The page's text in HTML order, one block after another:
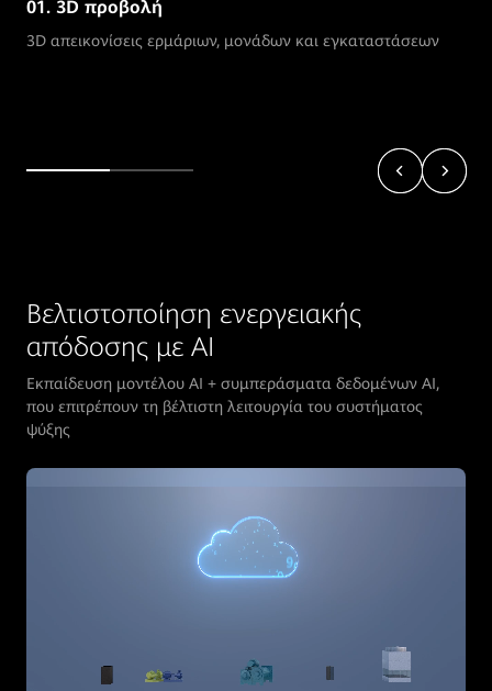
01. 3D προβολή
3D απεικονίσεις ερμάριων, μονάδων και εγκαταστάσεων
Βελτιστοποίηση ενεργειακής
απόδοσης με AI
Εκπαίδευση μοντέλου AI + συμπεράσματα δεδομένων AI,
που επιτρέπουν τη βέλτιστη λειτουργία του συστήματος
ψύξης